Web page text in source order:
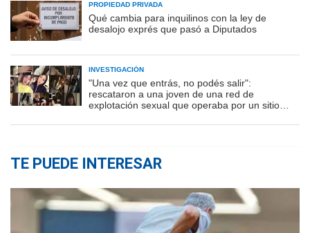
PROPIEDAD PRIVADA
Qué cambia para inquilinos con la ley de
desalojo exprés que pasó a Diputados
INVESTIGACIÓN
"Una vez que entrás, no podés salir":
rescataron a una joven de una red de
explotación sexual que operaba por un sitio
TE PUEDE INTERESAR